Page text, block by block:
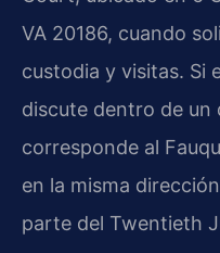
VA 20186, cuando
custodia y visitas. Si
discute dentro de un
corresponde al
en la misma
parte del Twentieth